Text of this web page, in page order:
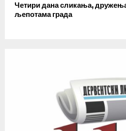
Четири дана сликања,
љепотама града